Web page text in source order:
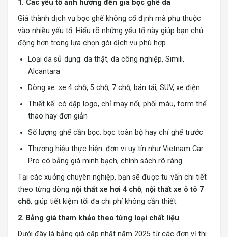
1. Các yếu tố ảnh hưởng đến giá bọc ghế da
Giá thành dịch vụ bọc ghế không cố định mà phụ thuộc
vào nhiều yếu tố. Hiểu rõ những yếu tố này giúp bạn chủ
động hơn trong lựa chọn gói dịch vụ phù hợp.
Loại da sử dụng: da thật, da công nghiệp, Simili,
Alcantara
Dòng xe: xe 4 chỗ, 5 chỗ, 7 chỗ, bán tải, SUV, xe điện
Thiết kế: có dập logo, chỉ may nổi, phối màu, form thể
thao hay đơn giản
Số lượng ghế cần bọc: bọc toàn bộ hay chỉ ghế trước
Thương hiệu thực hiện: đơn vị uy tín như Vietnam Car
Pro có bảng giá minh bạch, chính sách rõ ràng
Tại các xưởng chuyên nghiệp, bạn sẽ được tư vấn chi tiết
theo từng dòng nội thất xe hơi 4 chỗ, nội thất xe ô tô 7
chỗ, giúp tiết kiệm tối đa chi phí không cần thiết.
2. Bảng giá tham khảo theo từng loại chất liệu
Dưới đây là bảng giá cập nhật năm 2025 từ các đơn vị thi